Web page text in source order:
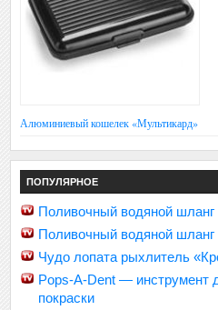
Алюминиевый кошелек «Мультикард»
ПОПУЛЯРНОЕ
Поливочный водяной
Поливочный водяной
Чудо лопата рыхлитель
Pops-A-Dent — инструмент
покраски